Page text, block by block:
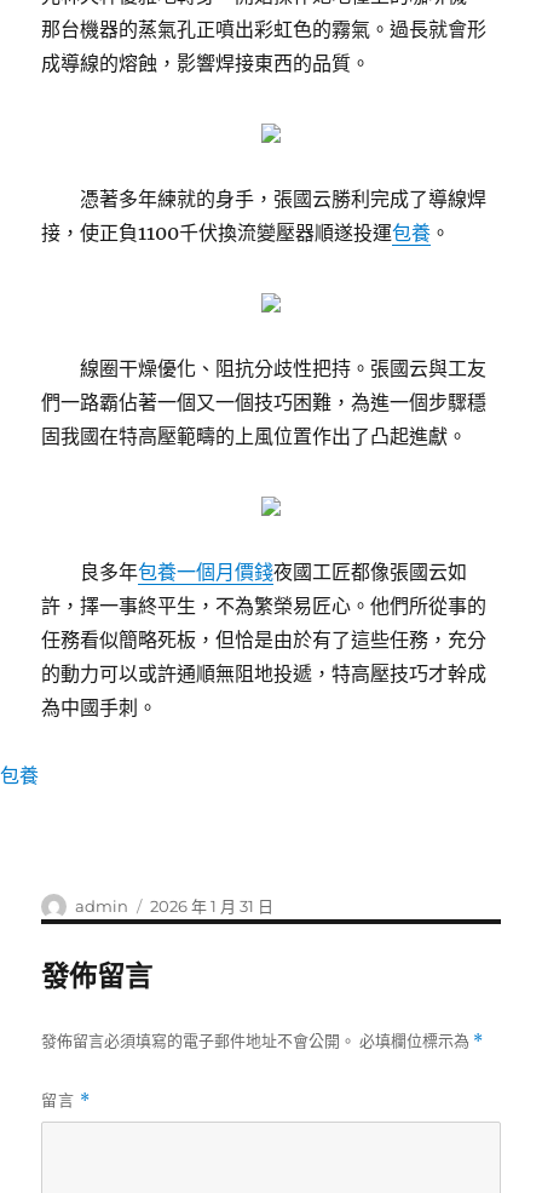
那台機器的蒸氣孔正噴出彩虹色的霧氣。過長就會形
成導線的熔蝕，影響焊接東西的品質。
憑著多年練就的身手，張國云勝利完成了導線焊
接，使正負1100千伏換流變壓器順遂投運包養 。
線圈干燥優化、阻抗分歧性把持。張國云與工友
們一路霸佔著一個又一個技巧困難，為進一個步驟穩
固我國在特高壓範疇的上風位置作出了凸起進獻。
良多年包養一個月價錢夜國工匠都像張國云如
許，擇一事終平生，不為繁榮易匠心。他們所從事的
任務看似簡略死板，但恰是由於有了這些任務，充分
的動力可以或許通順無阻地投遞，特高壓技巧才幹成
為中國手刺。
包養
作
者
admin
發
佈
2026 年 1 月 31 日
發佈留言
發佈留言必須填寫的電子郵件地址不會公開。 必填欄位標示為 *
留言 *